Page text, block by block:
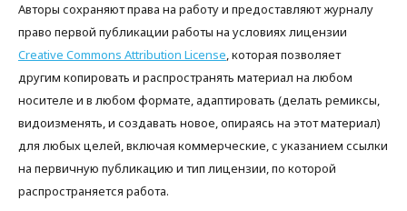
Авторы сохраняют права на работу и предоставляют журналу
право первой публикации работы на условиях лицензии
Creative Commons Attribution License, которая позволяет
другим копировать и распространять материал на любом
носителе и в любом формате, адаптировать (делать ремиксы,
видоизменять, и создавать новое, опираясь на этот материал)
для любых целей, включая коммерческие, с указанием ссылки
на первичную публикацию и тип лицензии, по которой
распространяется работа.